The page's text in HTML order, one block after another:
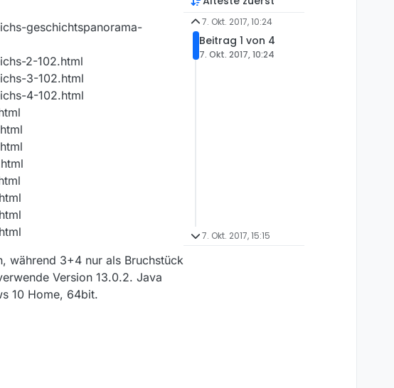
geschichtspanorama-
2-102.html
3-102.html
4-102.html
während 3+4 nur als Bruchstück
Version 13.0.2. Java
10 Home, 64bit.
7. Okt. 2017, 10:24
Beitrag 1 von 4
7. Okt. 2017, 10:24
7. Okt. 2017, 15:15